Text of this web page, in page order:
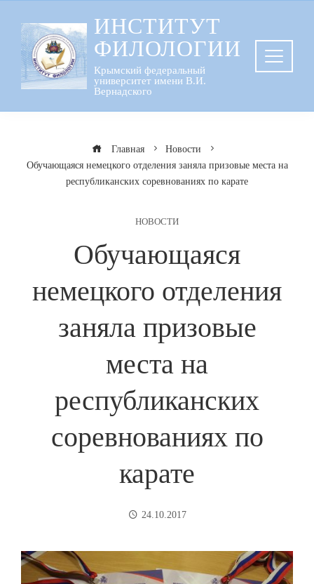
содержанию
ИНСТИТУТ
ФИЛОЛОГИИ
Крымский федеральный
университет имени В.И.
Вернадского
Главная
Новости
Обучающаяся немецкого отделения заняла призовые места на
республиканских соревнованиях по карате
НОВОСТИ
Обучающаяся
немецкого отделения
заняла призовые
места на
республиканских
соревнованиях по
карате
24.10.2017